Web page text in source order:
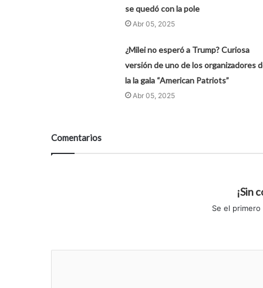
se quedó con la pole
Abr 05, 2025
¿Milei no esperó a Trump? Curiosa
versión de uno de los organizadores
la la gala “American Patriots”
Abr 05, 2025
Comentarios
¡Sin
Se el